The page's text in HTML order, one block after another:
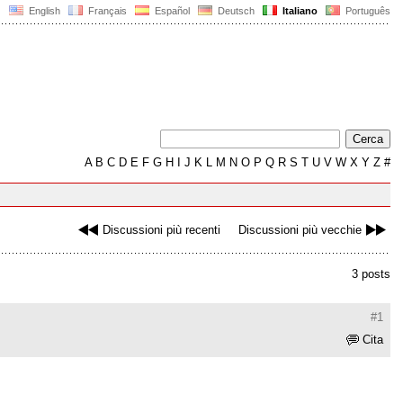
English Français Español Deutsch Italiano Português
AB C D E F G H J K L M N O P Q R S T U V W X Y Z #
Discussioni più recenti Discussioni più vecchie
3 posts
#1
Cita